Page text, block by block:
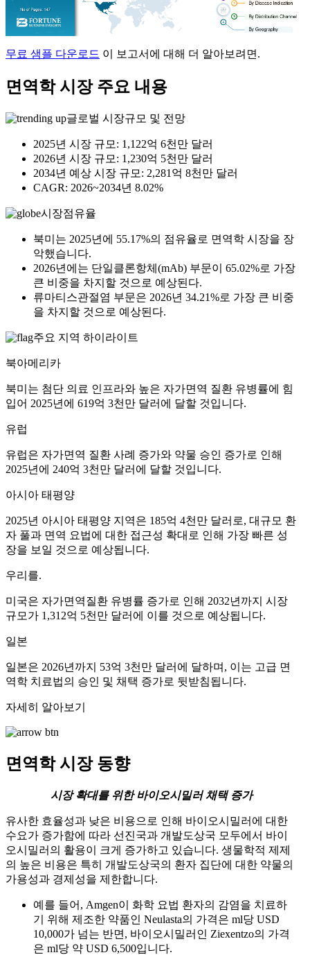
무료 샘플 다운로드 이 보고서에 대해 더 알아보려면.
면역학 시장 주요 내용
글로벌 시장규모 및 전망
2025년 시장 규모: 1,122억 6천만 달러
2026년 시장 규모: 1,230억 5천만 달러
2034년 예상 시장 규모: 2,281억 8천만 달러
CAGR: 2026~2034년 8.02%
시장점유율
북미는 2025년에 55.17%의 점유율로 면역학 시장을 장
악했습니다.
2026년에는 단일클론항체(mAb) 부문이 65.02%로 가장
큰 비중을 차지할 것으로 예상된다.
류마티스관절염 부문은 2026년 34.21%로 가장 큰 비중
을 차지할 것으로 예상된다.
주요 지역 하이라이트
북아메리카
북미는 첨단 의료 인프라와 높은 자가면역 질환 유병률에 힘
입어 2025년에 619억 3천만 달러에 달할 것입니다.
유럽
유럽은 자가면역 질환 사례 증가와 약물 승인 증가로 인해
2025년에 240억 3천만 달러에 달할 것입니다.
아시아 태평양
2025년 아시아 태평양 지역은 185억 4천만 달러로, 대규모 환
자 풀과 면역 요법에 대한 접근성 확대로 인해 가장 빠른 성
장을 보일 것으로 예상됩니다.
우리를.
미국은 자가면역질환 유병률 증가로 인해 2032년까지 시장
규모가 1,312억 5천만 달러에 이를 것으로 예상됩니다.
일본
일본은 2026년까지 53억 3천만 달러에 달하며, 이는 고급 면
역학 치료법의 승인 및 채택 증가로 뒷받침됩니다.
자세히 알아보기
면역학 시장 동향
시장 확대를 위한 바이오시밀러 채택 증가
유사한 효율성과 낮은 비용으로 인해 바이오시밀러에 대한
수요가 증가함에 따라 선진국과 개발도상국 모두에서 바이
오시밀러의 활용이 크게 증가하고 있습니다. 생물학적 제제
의 높은 비용은 특히 개발도상국의 환자 집단에 대한 약물의
가용성과 경제성을 제한합니다.
예를 들어, Amgen이 화학 요법 환자의 감염을 치료하
기 위해 제조한 약품인 Neulasta의 가격은 ml당 USD
10,000가 넘는 반면, 바이오시밀러인 Ziexentzo의 가격
은 ml당 약 USD 6,500입니다.